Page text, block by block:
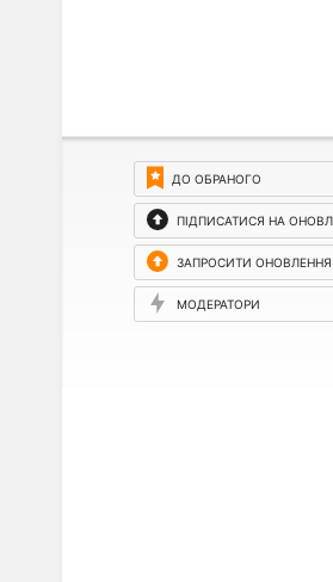
ДО ОБРАНОГО
ПІДПИСАТИСЯ НА
ЗАПРОСИТИ ОНОВЛЕННЯ
МОДЕРАТОРИ